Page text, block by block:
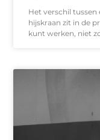
Het verschil tussen
hijskraan zit in de
kunt werken, niet